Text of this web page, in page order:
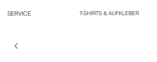
SERVICE T-SHIRTS & AUFKLEBER